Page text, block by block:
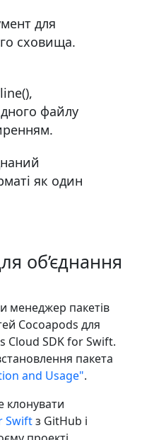
для
сховища.
файлу
як один
об’єднання
менеджер пакетів
Cocoapods для
Cloud SDK for Swift.
пакета
and Usage".
клонувати
Swiftз GitHub і